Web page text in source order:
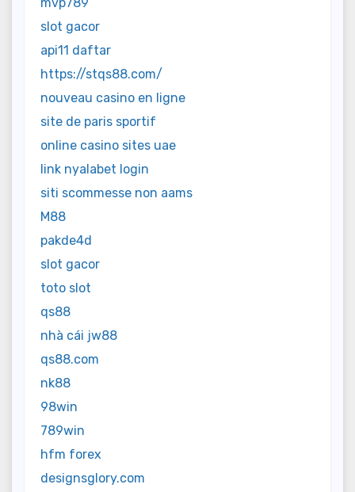
slot gacor
api11 daftar
https://stqs88.com/
nouveau casino en ligne
site de paris sportif
online casino sites uae
link nyalabet login
siti scommesse non aams
M88
pakde4d
slot gacor
toto slot
qs88
nhà cái jw88
qs88.com
nk88
98win
789win
hfm forex
designsglory.com